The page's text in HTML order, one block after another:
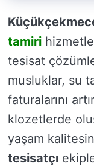
tamiri
tesisat
musluklar, su
faturalarını
klozetlerde
yaşam
tesisatçı